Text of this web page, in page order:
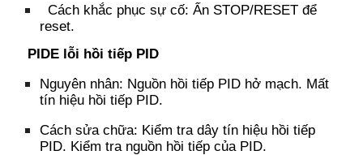
Cách khắc phục sự cố: Ấn STOP/RESET để
reset.
PIDE lỗi hồi tiếp PID
Nguyên nhân: Nguồn hồi tiếp PID hở mạch. Mất
tín hiệu hồi tiếp PID.
Cách sửa chữa: Kiểm tra dây tín hiệu hồi tiếp
PID. Kiểm tra nguồn hồi tiếp của PID.